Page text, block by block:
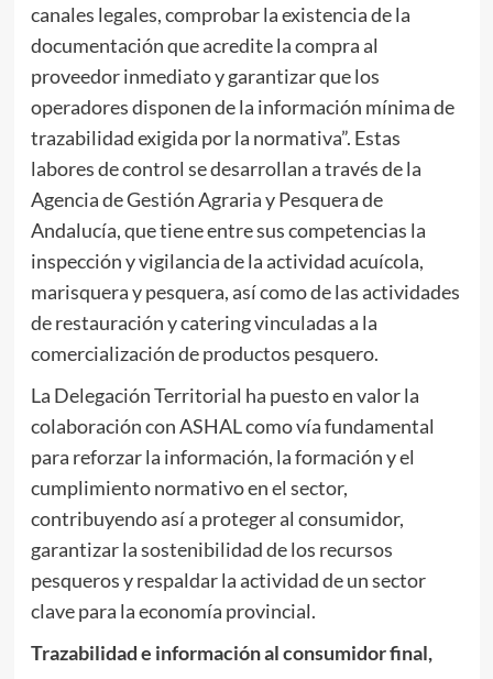
canales legales, comprobar la existencia de la
documentación que acredite la compra al
proveedor inmediato y garantizar que los
operadores disponen de la información mínima de
trazabilidad exigida por la normativa”. Estas
labores de control se desarrollan a través de la
Agencia de Gestión Agraria y Pesquera de
Andalucía, que tiene entre sus competencias la
inspección y vigilancia de la actividad acuícola,
marisquera y pesquera, así como de las actividades
de restauración y catering vinculadas a la
comercialización de productos pesquero.
La Delegación Territorial ha puesto en valor la
colaboración con ASHAL como vía fundamental
para reforzar la información, la formación y el
cumplimiento normativo en el sector,
contribuyendo así a proteger al consumidor,
garantizar la sostenibilidad de los recursos
pesqueros y respaldar la actividad de un sector
clave para la economía provincial.
Trazabilidad e información al consumidor final,